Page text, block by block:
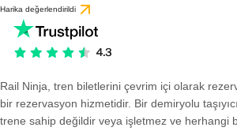
Harika değerlendirildi
Rail Ninja, tren biletlerini çevrim içi olarak
bir rezervasyon hizmetidir. Bir demiryolu
trene sahip değildir veya işletmez ve herhangi